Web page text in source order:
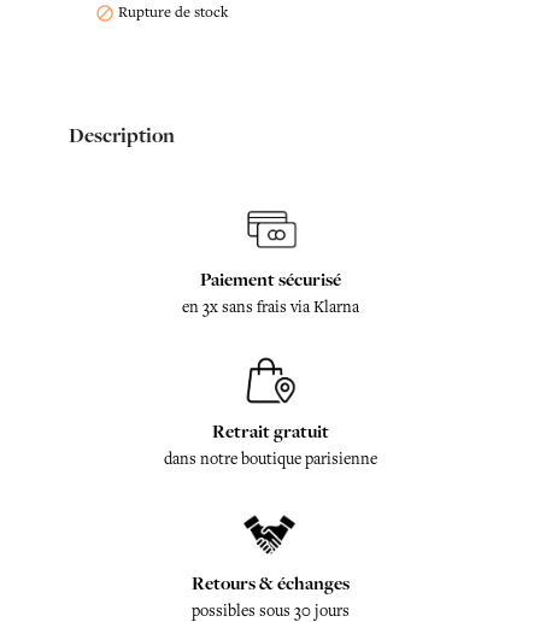
 Rupture de stock
Description
Paiement sécurisé
en 3x sans frais via Klarna
Retrait gratuit
dans notre boutique parisienne
Retours & échanges
possibles sous 30 jours